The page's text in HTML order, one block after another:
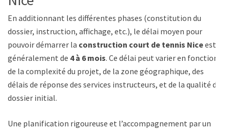
En additionnant les différentes phases (constitution du
dossier, instruction, affichage, etc.), le délai moyen pour
pouvoir démarrer la construction court de tennis Niceest
généralement de 4 à 6 mois. Ce délai peut varier en fonction
de la complexité du projet, de la zone géographique, des
délais de réponse des services instructeurs, et de la qualité du
dossier initial.
Une planification rigoureuse et l’accompagnement par un